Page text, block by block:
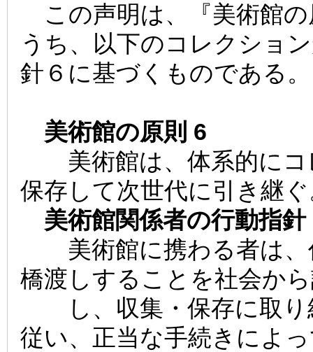
この声明は、『美術館の
うち、以下のコレクショ
針６に基づくものである。
美術館の原則 6
美術館は、体系的にコ
保存して次世代に引き継
美術館関係者の行動指
美術館に携わる者は、
橋渡しすることを社会か
し、収集・保存に取り
従い、正当な手続きによ